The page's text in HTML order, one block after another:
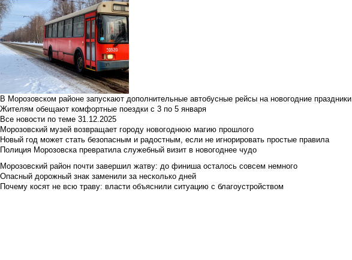
В Морозовском районе запускают дополнительные автобусные рейсы на новогодние праздники
Жителям обещают комфортные поездки с 3 по 5 января
Все новости по теме 31.12.2025
Морозовский музей возвращает городу новогоднюю магию прошлого
Новый год может стать безопасным и радостным, если не игнорировать простые правила
Полиция Морозовска превратила служебный визит в новогоднее чудо
Морозовский район почти завершил жатву: до финиша осталось совсем немного
Опасный дорожный знак заменили за несколько дней
Почему косят не всю траву: власти объяснили ситуацию с благоустройством